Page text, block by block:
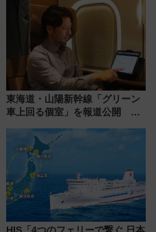
東海道・山陽新幹線「グリーン
車上回る個室」を報道公開 プ